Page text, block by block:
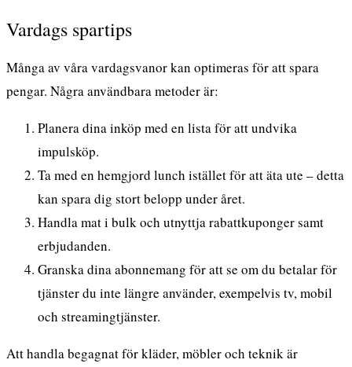
Vardags spartips
Många av våra vardagsvanor kan optimeras för att spara
pengar. Några användbara metoder är:
Planera dina inköp med en lista för att undvika
impulsköp.
Ta med en hemgjord lunch istället för att äta ute – detta
kan spara dig stort belopp under året.
Handla mat i bulk och utnyttja rabattkuponger samt
erbjudanden.
Granska dina abonnemang för att se om du betalar för
tjänster du inte längre använder, exempelvis tv, mobil
och streamingtjänster.
Att handla begagnat för kläder, möbler och teknik är